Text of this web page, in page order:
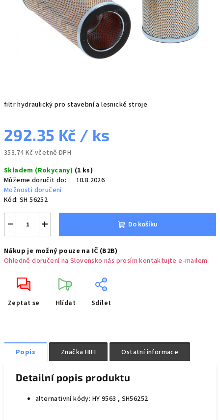
filtr hydraulický pro stavební a lesnické stroje
292.35 Kč / ks
353.74 Kč včetně DPH
cena:
Skladem (Rokycany) (1 ks)
Můžeme doručit do:
10.8.2026
Možnosti doručení
Kód: SH 56252
+
− Do košíku
Nákup je možný pouze na IČ (B2B)
Ohledně doručení na Slovensko nás prosím kontaktujte e-mailem
Zeptat se Hlídat Sdílet
Popis Značka HIFI Ostatní informace
Detailní popis produktu
alternativní kódy: HY 9563 , SH56252